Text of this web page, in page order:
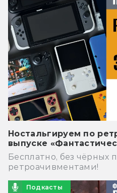
Ностальгируем по
выпуске
Бесплатно, без чёрных
ретроачивментами!
Подкасты